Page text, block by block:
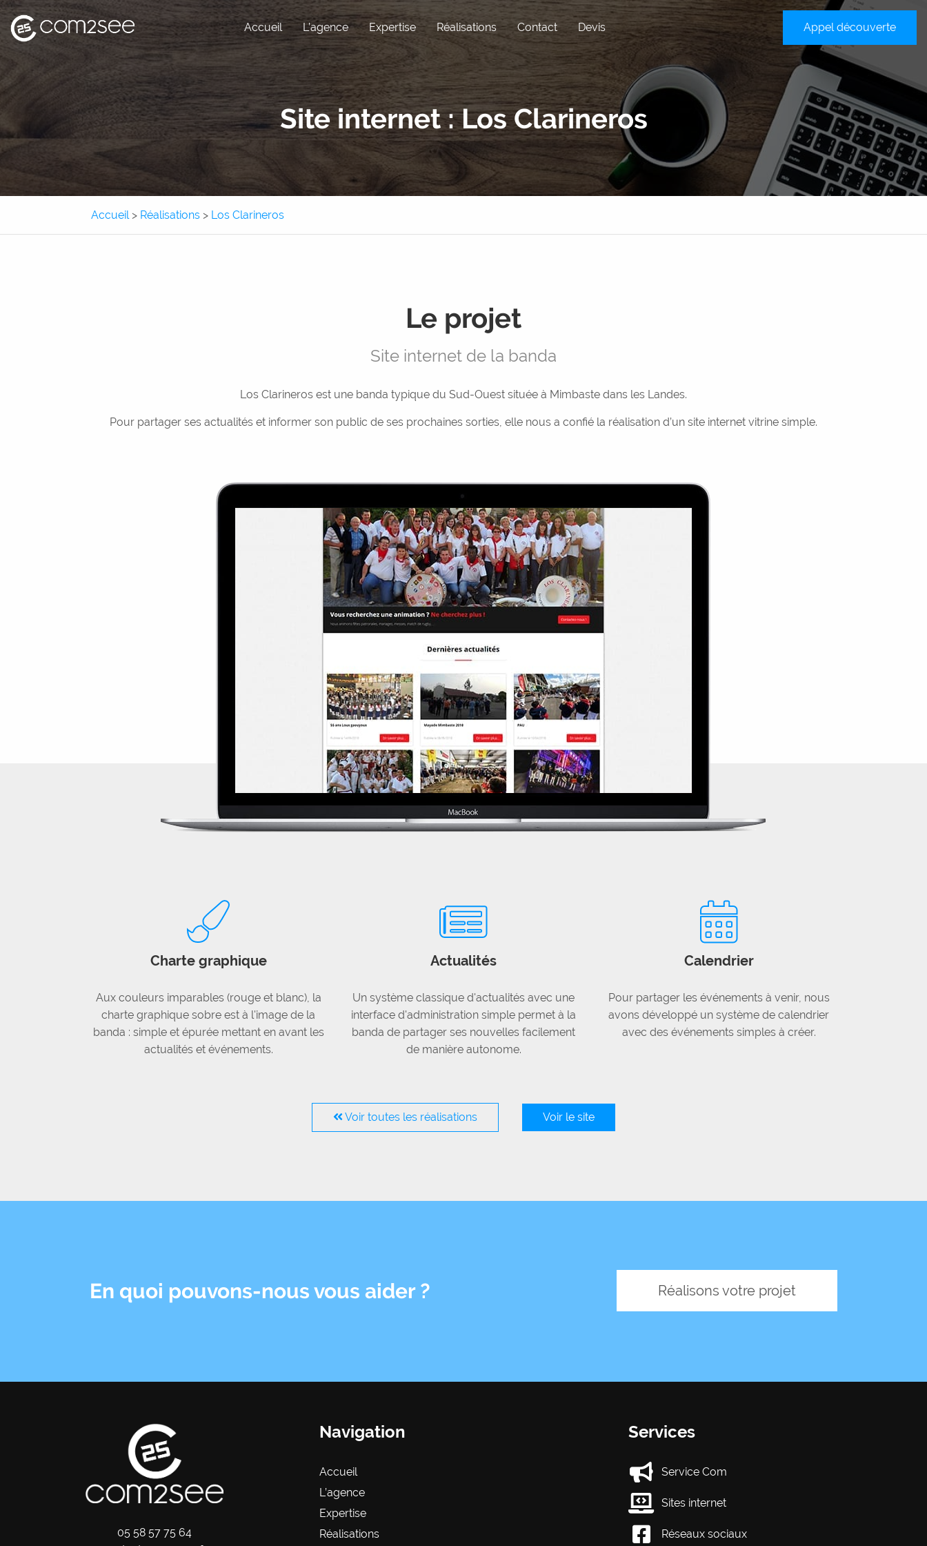
Accueil L’agence Expertise
Site internet
Site e-commerce
Application mobile
Pôle Com
Réseaux sociaux
Graphisme
Rédaction
Expérience utilisateur
Maintenance
WordPress
Sous-traitance
Réalisations Contact Devis Appel découverte
Site internet : Los Clarineros
Accueil> Réalisations > Los Clarineros
Le projet
Site internet de la banda
Los Clarineros est une banda typique du Sud-Ouest située à Mimbaste dans les Landes.
Pour partager ses actualités et informer son public de ses prochaines sorties, elle nous a confié la réalisation d’un site internet vitrine simple.
Charte graphique
Aux couleurs imparables (rouge et blanc), la
charte graphique sobre est à l'image de la
banda : simple et épurée mettant en avant les
actualités et événements.
Actualités
Un système classique d'actualités avec une
interface d'administration simple permet à la
banda de partager ses nouvelles facilement
de manière autonome.
Calendrier
Pour partager les événements à venir, nous
avons développé un système de calendrier
avec des événements simples à créer.
Voir toutes les réalisations Voir le site
En quoi pouvons-nous vous aider ? Réalisons votre projet
05 58 57 75 64
Navigation
Accueil
L’agence
Expertise
Réalisations
Services
Service Com
Sites internet
Réseaux sociaux